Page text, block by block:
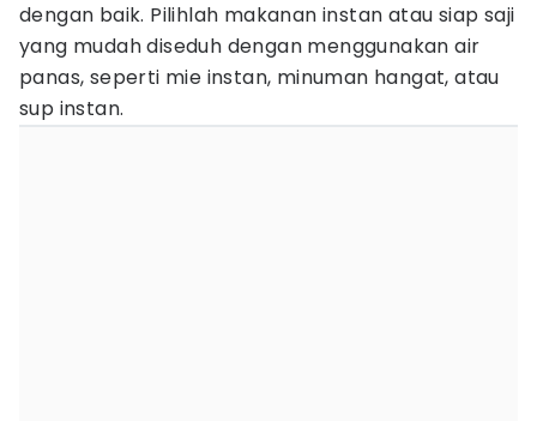
dengan baik. Pilihlah makanan instan atau siap saji
yang mudah diseduh dengan menggunakan air
panas, seperti mie instan, minuman hangat, atau
sup instan.